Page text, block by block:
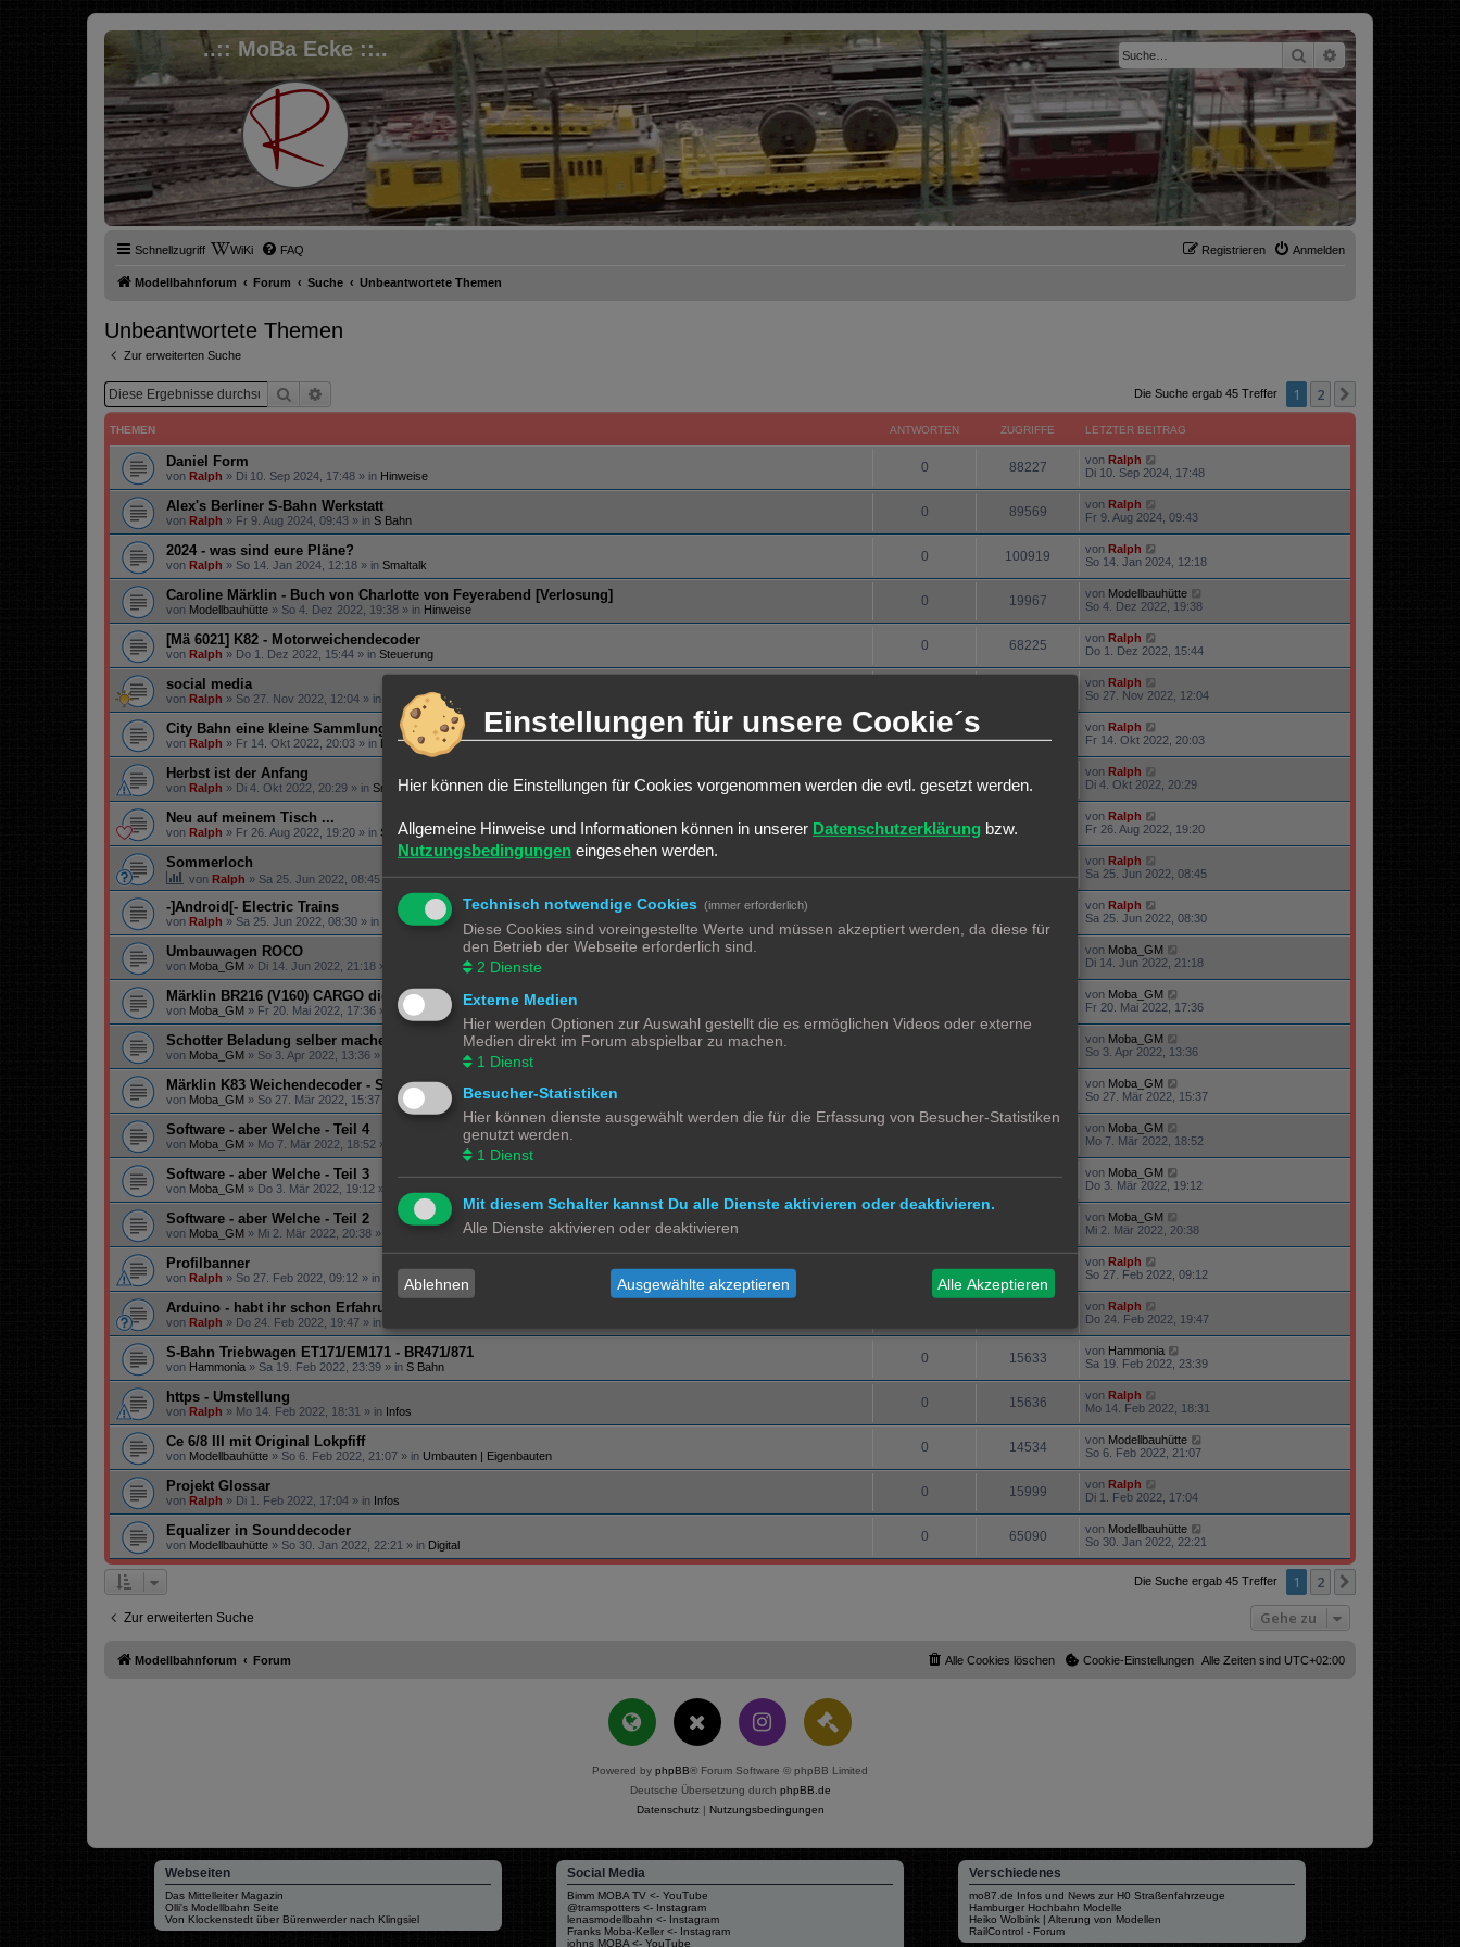
..:: MoBa Ecke ::.. SucheErweiterte Suche
Schnellzugriff WiKi FAQ Anmelden
Registrieren
Modellbahnforum Forum Suche Unbeantwortete Themen
Unbeantwortete Themen
Zur erweiterten Suche
Suche Die Suche ergab 45 Treffer 1 2
THEMEN ANTWORTEN ZUGRIFFE LETZTER BEITRAG
Daniel Form
von Ralph » Di 10. Sep 2024, 17:48 » in Hinweise
0 88227 von Ralph
Di 10. Sep 2024, 17:48
Alex's Berliner S-Bahn Werkstatt
von Ralph » Fr 9. Aug 2024, 09:43 » in S Bahn
0 89569 von Ralph
Fr 9. Aug 2024, 09:43
2024 - was sind eure Pläne?
von Ralph » So 14. Jan 2024, 12:18 » in Smaltalk
0 100919 von Ralph
So 14. Jan 2024, 12:18
Caroline Märklin - Buch von Charlotte von Feyerabend [Verlosung]
von Modellbauhütte » So 4. Dez 2022, 19:38 » in Hinweise
0 19967 von Modellbauhütte
So 4. Dez 2022, 19:38
[Mä 6021] K82 - Motorweichendecoder
von Ralph » Do 1. Dez 2022, 15:44 » in Steuerung
0 68225 von Ralph
Do 1. Dez 2022, 15:44
social media
von Ralph » So 27. Nov 2022, 12:04 » in
von Ralph
So 27. Nov 2022, 12:04
City Bahn eine kleine Sammlung....
von Ralph » Fr 14. Okt 2022, 20:03 » in Lokomotiven | Züge
0 von Ralph
Fr 14. Okt 2022, 20:03
Herbst ist der Anfang
von Ralph » Di 4. Okt 2022, 20:29 » in Smaltalk
23625 von Ralph
Di 4. Okt 2022, 20:29
Neu auf meinem Tisch ...
von Ralph » Fr 26. Aug 2022, 19:20 » in Smaltalk
0 22514 von Ralph
Fr 26. Aug 2022, 19:20
Sommerloch
von Ralph » Sa 25. Jun 2022, 08:45» inSmaltalk
von Ralph
Sa 25. Jun 2022, 08:45
-]Android[- Electric Trains
von Ralph » Sa 25. Jun 2022, 08:30 » in Spiele & Co.
von Ralph
Sa 25. Jun 2022, 08:30
Umbauwagen ROCO
von Moba_GM » Di 14. Jun 2022, 21:18 » in
von Moba_GM
Di 14. Jun 2022, 21:18
Märklin BR216 (V160) CARGO digitalisieren
von Moba_GM » Fr 20. Mai 2022, 17:36 » inLokomotiven | Züge
von Moba_GM
Fr 20. Mai 2022, 17:36
Schotter Beladung selber machen
von Moba_GM » So 3. Apr 2022, 13:36 » in Gestaltungstipps und Tricks
von Moba_GM
So 3. Apr 2022, 13:36
Märklin K83 Weichendecoder - Separate Stromeinspeisung
von Moba_GM » So 27. Mär 2022, 15:37 » in Digital
von Moba_GM
So 27. Mär 2022, 15:37
Software - aber Welche - Teil 4
von Moba_GM » Mo 7. Mär 2022, 18:52 » in
von Moba_GM
Mo 7. Mär 2022, 18:52
Software - aber Welche - Teil 3
von Moba_GM » Do 3. Mär 2022, 19:12 » in
0 15013 von Moba_GM
Do 3. Mär 2022, 19:12
Software - aber Welche - Teil 2
von Moba_GM » Mi 2. Mär 2022, 20:38 » in
von Moba_GM
Mi 2. Mär 2022, 20:38
Profilbanner
von Ralph » So 27. Feb 2022, 09:12 » in Infos
16095 von Ralph
So 27. Feb 2022, 09:12
Arduino - habt ihr schon Erfahrung gemacht?
von Ralph » Do 24. Feb 2022, 19:47 » in
von Ralph
Do 24. Feb 2022, 19:47
S-Bahn Triebwagen ET171/EM171 - BR471/871
von Hammonia » Sa 19. Feb 2022, 23:39 » in S Bahn
0 15633 von Hammonia
Sa 19. Feb 2022, 23:39
https - Umstellung
von Ralph » Mo 14. Feb 2022, 18:31 » in Infos
0 15636 von Ralph
Mo 14. Feb 2022, 18:31
Ce 6/8 III mit Original Lokpfiff
von Modellbauhütte » So 6. Feb 2022, 21:07 » in Umbauten | Eigenbauten
0 14534 von Modellbauhütte
So 6. Feb 2022, 21:07
Projekt Glossar
von Ralph » Di 1. Feb 2022, 17:04 » in Infos
0 15999 von Ralph
Di 1. Feb 2022, 17:04
Equalizer in Sounddecoder
von Modellbauhütte » So 30. Jan 2022, 22:21 » in Digital
0 65090 von Modellbauhütte
So 30. Jan 2022, 22:21
Die Suche ergab 45 Treffer 1 2
Zur erweiterten Suche Gehe zu
Modellbahnforum Forum Alle Zeiten sind UTC+02:00
Cookie-Einstellungen
Alle Cookies löschen
Powered by phpBB® Forum Software © phpBB Limited
Deutsche Übersetzung durch phpBB.de
Datenschutz| Nutzungsbedingungen
Webseiten
Das Mittelleiter Magazin
Olli's Modellbahn Seite
Von Klockenstedt über Bürenwerder nach Klingsiel
Social Media
Bimm MOBA TV <- YouTube
@tramspotters <- Instagram
lenasmodellbahn <- Instagram
Franks Moba-Keller <- Instagram
johns MOBA <- YouTube
Verschiedenes
mo87.de Infos und News zur H0 Straßenfahrzeuge
Hamburger Hochbahn Modelle
Heiko Wolbink | Alterung von Modellen
RailControl - Forum
Einstellungen für unsere Cookie´s
Hier können die Einstellungen für Cookies vorgenommen werden die evtl. gesetzt werden.
Allgemeine Hinweise und Informationen können in unserer Datenschutzerklärung bzw.
Nutzungsbedingungen eingesehen werden.
Technisch notwendige Cookies (immer erforderlich)
Diese Cookies sind voreingestellte Werte und müssen akzeptiert werden, da diese für
den Betrieb der Webseite erforderlich sind.
2 Dienste
Externe Medien
Hier werden Optionen zur Auswahl gestellt die es ermöglichen Videos oder externe
Medien direkt im Forum abspielbar zu machen.
1 Dienst
Besucher-Statistiken
Hier können dienste ausgewählt werden die für die Erfassung von Besucher-Statistiken
genutzt werden.
1 Dienst
Mit diesem Schalter kannst Du alle Dienste aktivieren oder deaktivieren.
Alle Dienste aktivieren oder deaktivieren
Ablehnen Ausgewählte akzeptieren Alle Akzeptieren